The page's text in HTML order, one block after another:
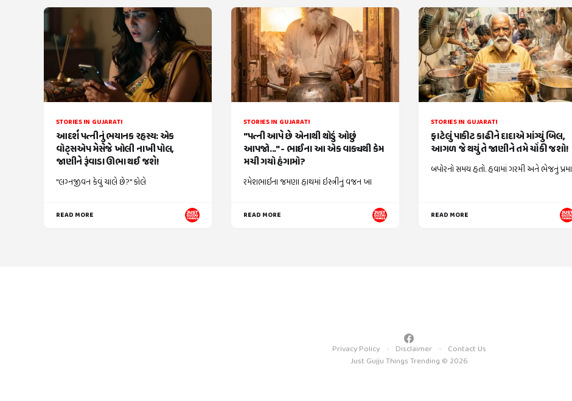
STORIES IN GUJARATI
આદર્શ પત્નીનું ભયાનક રહસ્ય: એક
વોટ્સએપ મેસેજે ખોલી નાખી પોલ,
જાણીને રૂંવાડા ઊભા થઈ જશે!
"લગ્નજીવન કેવું ચાલે છે?" કોલે
READ MORE
STORIES IN GUJARATI
"પત્ની આપે છે એનાથી થોડું ઓછું
આપજો..." - ભાઈના આ એક વાક્યથી કેમ
મચી ગયો હંગામો?
રમેશભાઈના જમણા હાથમાં ઇસ્ત્રીનું વજન ખા
READ MORE
STORIES IN GUJARATI
ફાટેલું પાકીટ કાઢીને દાદાએ માંગ્યું બિલ,
આગળ જે થયું તે જાણીને તમે ચોંકી જશો!
બપોરનો સમય હતો. હવામાં ગરમી અને ભેજનું પ્રમા
READ MORE
Privacy Policy Disclaimer
Contact Us
Just Gujju Things Trending © 2026